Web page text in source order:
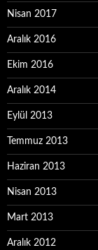
Nisan 2017
Aralık 2016
Ekim 2016
Aralık 2014
Eylül 2013
Temmuz 2013
Haziran 2013
Nisan 2013
Mart 2013
Aralık 2012